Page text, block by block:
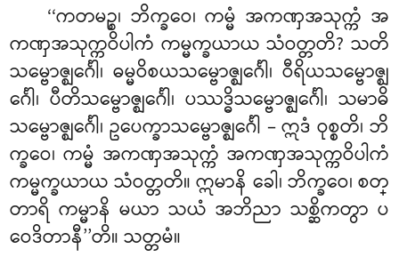
‘‘ကတမဉ္စ၊ ဘိက္ခဝေ၊ ကမ္မံ အကဏှအသုက္ကံ အ
ကဏှအသုက္ကဝိပါကံ ကမ္မက္ခယာယ သံဝတ္တတိ? သတိ
သမ္ဗောဇ္ဈင်္ဂေါ၊ ဓမ္မဝိစယသမ္ဗောဇ္ဈင်္ဂေါ၊ ဝီရိယသမ္ဗောဇ္ဈ
င်္ဂေါ၊ ပီတိသမ္ဗောဇ္ဈင်္ဂေါ၊ ပဿဒ္ဓိသမ္ဗောဇ္ဈင်္ဂေါ၊ သမာဓိ
သမ္ဗောဇ္ဈင်္ဂေါ၊ ဥပေက္ခာသမ္ဗောဇ္ဈင်္ဂေါ – ဣဒံ ဝုစ္စတိ၊ ဘိ
က္ခဝေ၊ ကမ္မံ အကဏှအသုက္ကံ အကဏှအသုက္ကဝိပါကံ
ကမ္မက္ခယာယ သံဝတ္တတိ။ ဣမာနိ ခေါ၊ ဘိက္ခဝေ၊ စတ္
တာရိ ကမ္မာနိ မယာ သယံ အဘိညာ သစ္ဆိကတွာ ပ
ဝေဒိတာနီ’’တိ။ သတ္တမံ။